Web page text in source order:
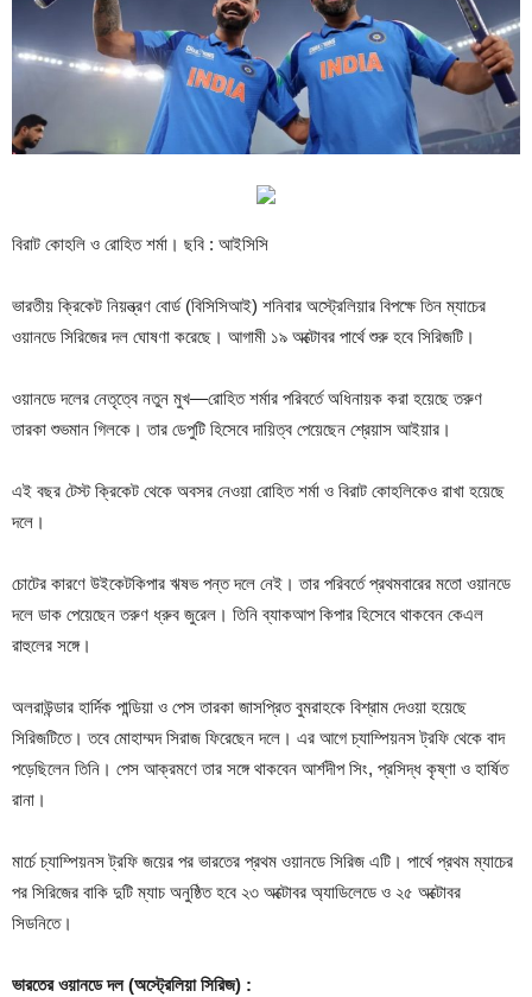
বিরাট কোহলি ও রোহিত শর্মা। ছবি : আইসিসি
ভারতীয় ক্রিকেট নিয়ন্ত্রণ বোর্ড (বিসিসিআই) শনিবার অস্ট্রেলিয়ার বিপক্ষে তিন ম্যাচের
ওয়ানডে সিরিজের দল ঘোষণা করেছে। আগামী ১৯ অক্টোবর পার্থে শুরু হবে সিরিজটি।
ওয়ানডে দলের নেতৃত্বে নতুন মুখ—রোহিত শর্মার পরিবর্তে অধিনায়ক করা হয়েছে তরুণ
তারকা শুভমান গিলকে। তার ডেপুটি হিসেবে দায়িত্ব পেয়েছেন শ্রেয়াস আইয়ার।
এই বছর টেস্ট ক্রিকেট থেকে অবসর নেওয়া রোহিত শর্মা ও বিরাট কোহলিকেও রাখা হয়েছে
দলে।
চোটের কারণে উইকেটকিপার ঋষভ পন্ত দলে নেই। তার পরিবর্তে প্রথমবারের মতো ওয়ানডে
দলে ডাক পেয়েছেন তরুণ ধ্রুব জুরেল। তিনি ব্যাকআপ কিপার হিসেবে থাকবেন কেএল
রাহুলের সঙ্গে।
অলরাউন্ডার হার্দিক পান্ডিয়া ও পেস তারকা জাসপ্রিত বুমরাহকে বিশ্রাম দেওয়া হয়েছে
সিরিজটিতে। তবে মোহাম্মদ সিরাজ ফিরেছেন দলে। এর আগে চ্যাম্পিয়নস ট্রফি থেকে বাদ
পড়েছিলেন তিনি। পেস আক্রমণে তার সঙ্গে থাকবেন আর্শদীপ সিং, প্রসিদ্ধ কৃষ্ণা ও হার্ষিত
রানা।
মার্চে চ্যাম্পিয়নস ট্রফি জয়ের পর ভারতের প্রথম ওয়ানডে সিরিজ এটি। পার্থে প্রথম ম্যাচের
পর সিরিজের বাকি দুটি ম্যাচ অনুষ্ঠিত হবে ২৩ অক্টোবর অ্যাডিলেডে ও ২৫ অক্টোবর
সিডনিতে।
ভারতের ওয়ানডে দল (অস্ট্রেলিয়া সিরিজ) :